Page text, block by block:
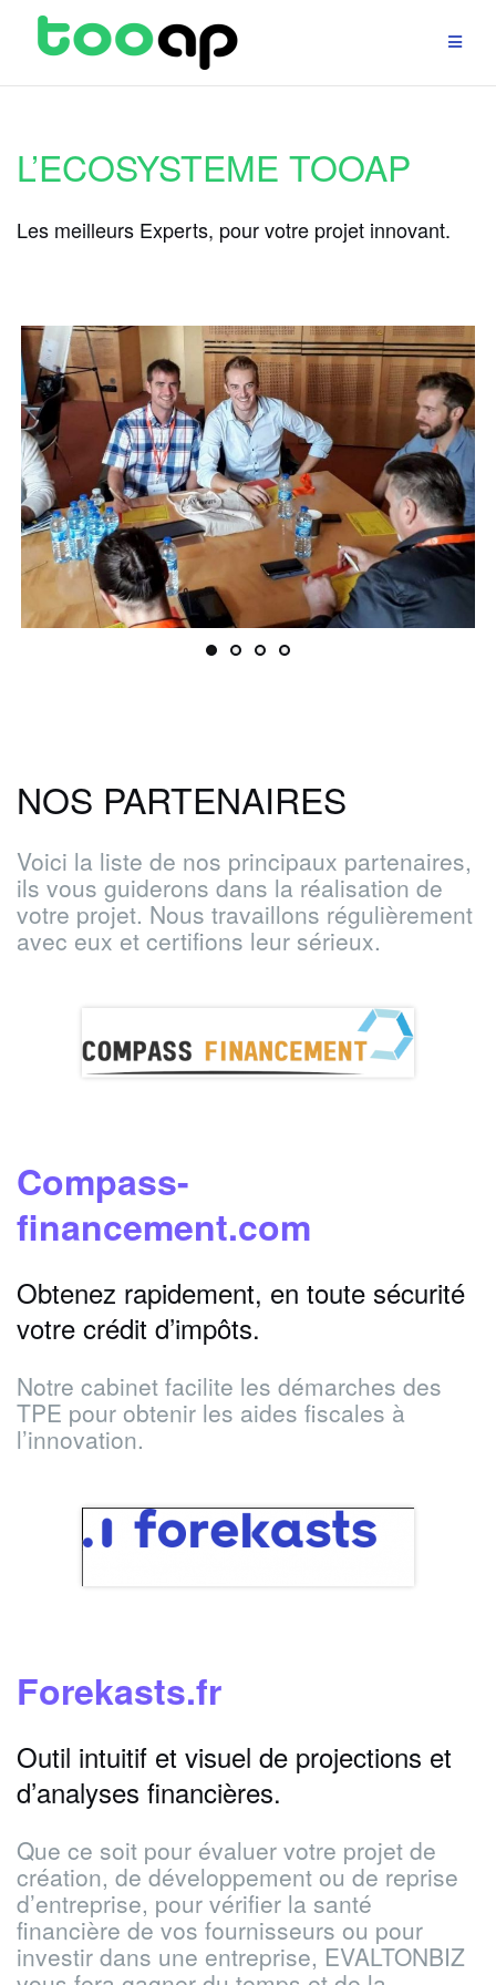
L’ECOSYSTEME TOOAP
Les meilleurs Experts, pour votre projet innovant.
NOS PARTENAIRES
Voici la liste de nos principaux partenaires,
ils vous guiderons dans la réalisation de
votre projet. Nous travaillons régulièrement
avec eux et certifions leur sérieux.
Compass-
financement.com
Obtenez rapidement, en toute sécurité
votre crédit d’impôts.
Notre cabinet facilite les démarches des
TPE pour obtenir les aides fiscales à
l’innovation.
Forekasts.fr
Outil intuitif et visuel de projections et
d’analyses financières.
Que ce soit pour évaluer votre projet de
création, de développement ou de reprise
d’entreprise, pour vérifier la santé
financière de vos fournisseurs ou pour
investir dans une entreprise, EVALTONBIZ